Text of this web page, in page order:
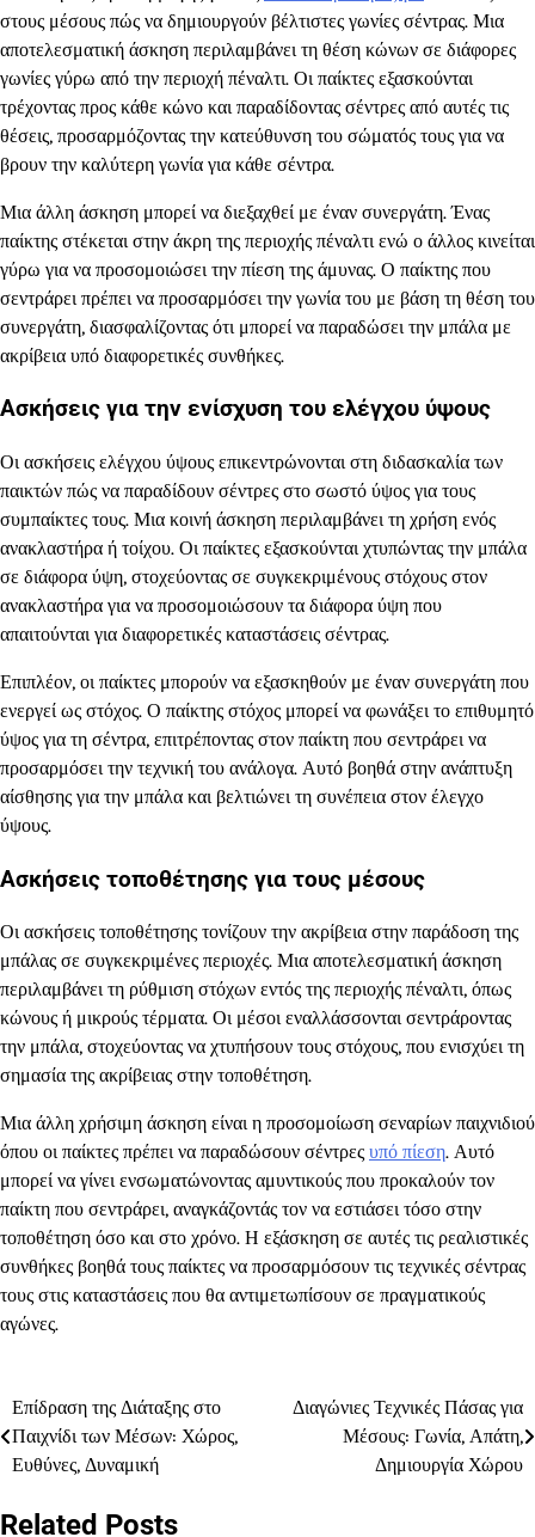
στους μέσους πώς να δημιουργούν βέλτιστες γωνίες σέντρας. Μια
αποτελεσματική άσκηση περιλαμβάνει τη θέση κώνων σε διάφορες
γωνίες γύρω από την περιοχή πέναλτι. Οι παίκτες εξασκούνται
τρέχοντας προς κάθε κώνο και παραδίδοντας σέντρες από αυτές τις
θέσεις, προσαρμόζοντας την κατεύθυνση του σώματός τους για να
βρουν την καλύτερη γωνία για κάθε σέντρα.
Μια άλλη άσκηση μπορεί να διεξαχθεί με έναν συνεργάτη. Ένας
παίκτης στέκεται στην άκρη της περιοχής πέναλτι ενώ ο άλλος κινείται
γύρω για να προσομοιώσει την πίεση της άμυνας. Ο παίκτης που
σεντράρει πρέπει να προσαρμόσει την γωνία του με βάση τη θέση του
συνεργάτη, διασφαλίζοντας ότι μπορεί να παραδώσει την μπάλα με
ακρίβεια υπό διαφορετικές συνθήκες.
Ασκήσεις για την ενίσχυση του ελέγχου ύψους
Οι ασκήσεις ελέγχου ύψους επικεντρώνονται στη διδασκαλία των
παικτών πώς να παραδίδουν σέντρες στο σωστό ύψος για τους
συμπαίκτες τους. Μια κοινή άσκηση περιλαμβάνει τη χρήση ενός
ανακλαστήρα ή τοίχου. Οι παίκτες εξασκούνται χτυπώντας την μπάλα
σε διάφορα ύψη, στοχεύοντας σε συγκεκριμένους στόχους στον
ανακλαστήρα για να προσομοιώσουν τα διάφορα ύψη που
απαιτούνται για διαφορετικές καταστάσεις σέντρας.
Επιπλέον, οι παίκτες μπορούν να εξασκηθούν με έναν συνεργάτη που
ενεργεί ως στόχος. Ο παίκτης στόχος μπορεί να φωνάξει το επιθυμητό
ύψος για τη σέντρα, επιτρέποντας στον παίκτη που σεντράρει να
προσαρμόσει την τεχνική του ανάλογα. Αυτό βοηθά στην ανάπτυξη
αίσθησης για την μπάλα και βελτιώνει τη συνέπεια στον έλεγχο
ύψους.
Ασκήσεις τοποθέτησης για τους μέσους
Οι ασκήσεις τοποθέτησης τονίζουν την ακρίβεια στην παράδοση της
μπάλας σε συγκεκριμένες περιοχές. Μια αποτελεσματική άσκηση
περιλαμβάνει τη ρύθμιση στόχων εντός της περιοχής πέναλτι, όπως
κώνους ή μικρούς τέρματα. Οι μέσοι εναλλάσσονται σεντράροντας
την μπάλα, στοχεύοντας να χτυπήσουν τους στόχους, που ενισχύει τη
σημασία της ακρίβειας στην τοποθέτηση.
Μια άλλη χρήσιμη άσκηση είναι η προσομοίωση σεναρίων παιχνιδιού
όπου οι παίκτες πρέπει να παραδώσουν σέντρες υπό πίεση. Αυτό
μπορεί να γίνει ενσωματώνοντας αμυντικούς που προκαλούν τον
παίκτη που σεντράρει, αναγκάζοντάς τον να εστιάσει τόσο στην
τοποθέτηση όσο και στο χρόνο. Η εξάσκηση σε αυτές τις ρεαλιστικές
συνθήκες βοηθά τους παίκτες να προσαρμόσουν τις τεχνικές σέντρας
τους στις καταστάσεις που θα αντιμετωπίσουν σε πραγματικούς
αγώνες.
Post
navigation
Επίδραση της Διάταξης στο
Παιχνίδι των Μέσων: Χώρος,
Ευθύνες, Δυναμική
Διαγώνιες Τεχνικές Πάσας για
Μέσους: Γωνία, Απάτη,
Δημιουργία Χώρου
Related Posts